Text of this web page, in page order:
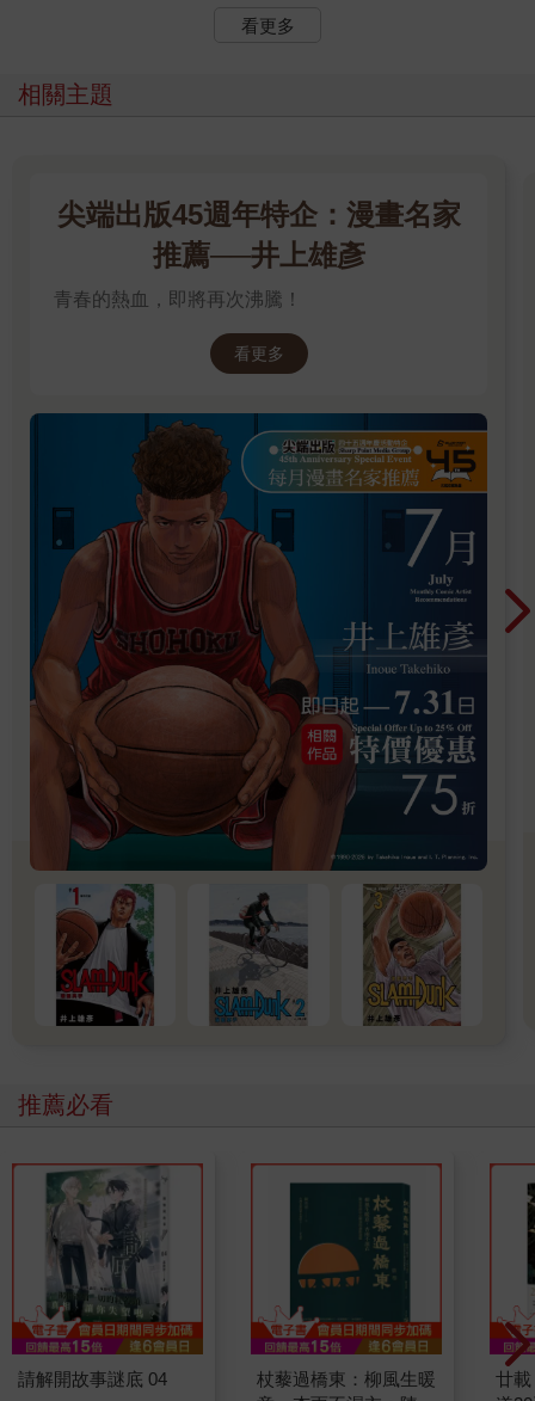
看更多
相關主題
尖端出版45週年特企：漫畫名家
推薦──井上雄彥
青春的熱血，即將再次沸騰！
看更多
推薦必看
請解開故事謎底 04
杖藜過橋東：柳風生暖
廿